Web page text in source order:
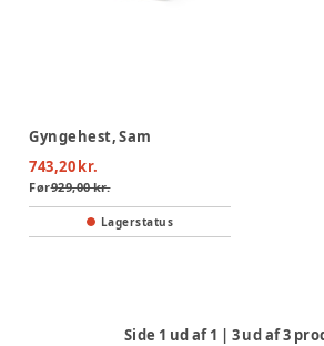
Gyngehest, Sam
743,20 kr.
Før929,00 kr.
Lagerstatus
Side 1 ud af1 | 3ud af3